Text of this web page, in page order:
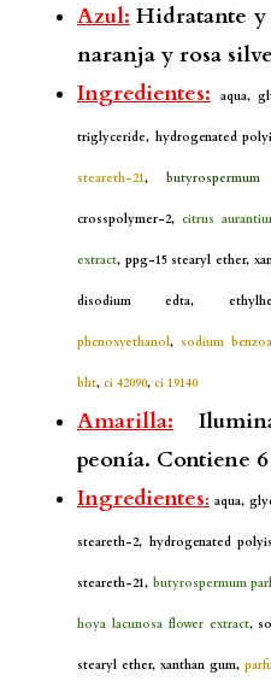
Azul: Hidratante
naranja y rosa
Ingredientes: aqua,
triglyceride, hydrogenated
steareth-21,
crosspolymer-2, citrus
extract, ppg-15 stearyl ether,
disodium edta,
phenoxyethanol, sodium
bht, ci 42090, ci 19140
Amarilla:
peonía. Contiene
Ingredientes: aqua,
steareth-2, hydrogenated
steareth-21, butyrospermum
hoya lacunosa flower extract,
stearyl ether, xanthan gum,